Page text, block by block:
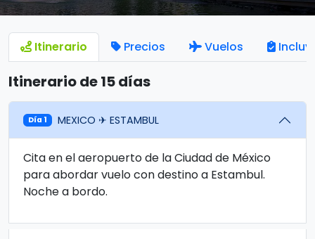
Itinerario Precios Vuelos
Itinerario de 15 días
Día 1 MEXICO ✈ ESTAMBUL
Cita en el aeropuerto de la Ciudad de México
para abordar vuelo con destino a Estambul.
Noche a bordo.